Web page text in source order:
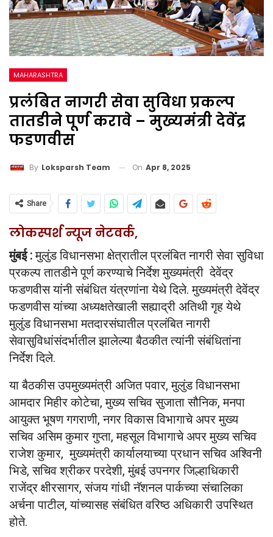
MAHARASHTRA
प्रलंबित नागरी सेवा सुविधा प्रकल्प
तातडीने पूर्ण करावे – मुख्यमंत्री देवेंद्र
फडणवीस
By Loksparsh Team On Apr 8, 2025
Share
लोकस्पर्श न्यूज नेटवर्क,
मुंबई :मुलुंड विधानसभा क्षेत्रातील प्रलंबित नागरी सेवा सुविधा
प्रकल्प तातडीने पूर्ण करण्याचे निर्देश मुख्यमंत्री देवेंद्र
फडणवीस यांनी संबंधित यंत्रणांना येथे दिले. मुख्यमंत्री देवेंद्र
फडणवीस यांच्या अध्यक्षतेखाली सह्याद्री अतिथी गृह येथे
मुलुंड विधानसभा मतदारसंघातील प्रलंबित नागरी
सेवासुविधांसंदर्भातील झालेल्या बैठकीत त्यांनी संबंधितांना
निर्देश दिले.
या बैठकीस उपमुख्यमंत्री अजित पवार, मुलुंड विधानसभा
आमदार मिहीर कोटेचा, मुख्य सचिव सुजाता सौनिक, मनपा
आयुक्त भूषण गगराणी, नगर विकास विभागाचे अपर मुख्य
सचिव असिम कुमार गुप्ता, महसूल विभागाचे अपर मुख्य सचिव
राजेश कुमार, मुख्यमंत्री कार्यालयाच्या प्रधान सचिव अश्विनी
भिडे, सचिव श्रीकर परदेशी, मुंबई उपनगर जिल्हाधिकारी
राजेंद्र क्षीरसागर, संजय गांधी नॅशनल पार्कच्या संचालिका
अर्चना पाटील, यांच्यासह संबंधित वरिष्ठ अधिकारी उपस्थित
होते.